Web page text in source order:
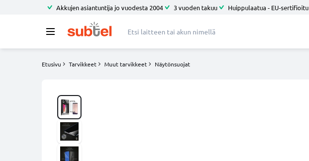
Akkujen asiantuntija jo vuodesta 2004 3 vuoden takuu Huippulaatua - EU-sertifioitu
Etusivu Tarvikkeet Muut tarvikkeet Näytönsuojat